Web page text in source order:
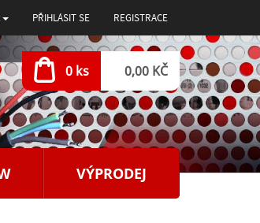
PŘIHLÁSIT SE REGISTRACE
0 ks 0,00 KČ
VÝPRODEJ